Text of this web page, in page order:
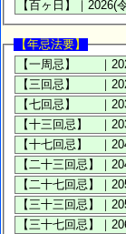
【年忌法要】